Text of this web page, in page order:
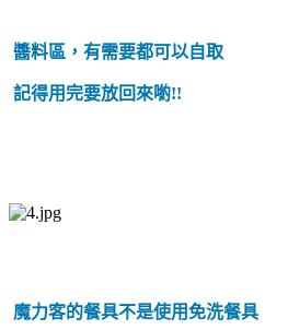
醬料區，有需要都可以自取
記得用完要放回來喲!!
魔力客的餐具不是使用免洗餐具